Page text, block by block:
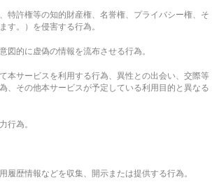
特許権等の知的財産権、名誉権、プライバシー権、そ
す。）を侵害する行為。
図的に虚偽の情報を流布させる行為。
本サービスを利用する行為、異性との出会い、交際等
、その他本サービスが予定している利用目的と異なる
行為。
歴情報などを収集、開示または提供する行為。